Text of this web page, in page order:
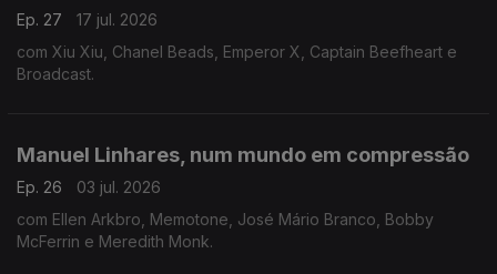
Ep. 27
17 jul. 2026
com Xiu Xiu, Chanel Beads, Emperor X, Captain Beefheart e
Broadcast.
Manuel Linhares, num mundo em compressão
Ep. 26
03 jul. 2026
com Ellen Arkbro, Memotone, José Mário Branco, Bobby
McFerrin e Meredith Monk.